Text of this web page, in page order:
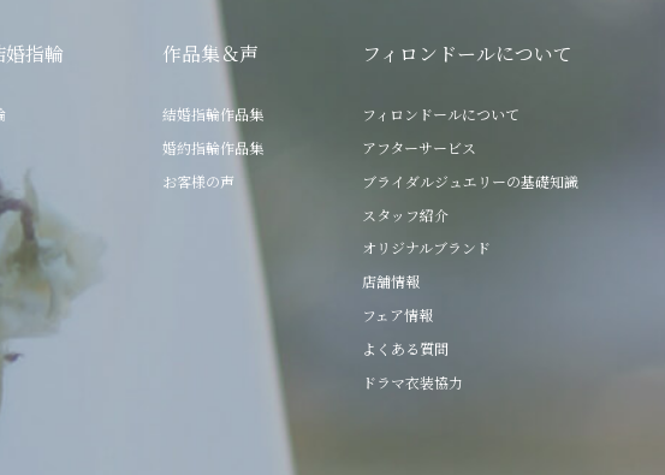
婚指輪 作品集＆声
結婚指輪作品集
婚約指輪作品集
お客様の声
フィロンドールについて
フィロンドールについて
アフターサービス
ブライダルジュエリーの基礎知識
スタッフ紹介
オリジナルブランド
店舗情報
フェア情報
よくある質問
ドラマ衣装協力